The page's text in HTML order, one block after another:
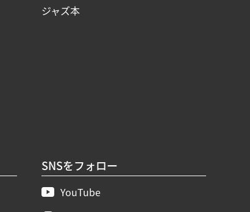
ジャズ本
SNSをフォロー
YouTube